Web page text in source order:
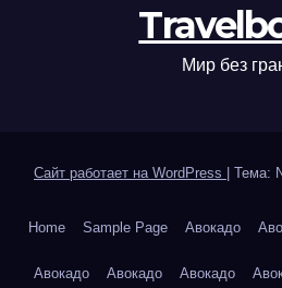
Мир без
Сайт работает на WordPress | Тема:
Home Sample Page Авокадо
Авокадо Авокадо Авокадо